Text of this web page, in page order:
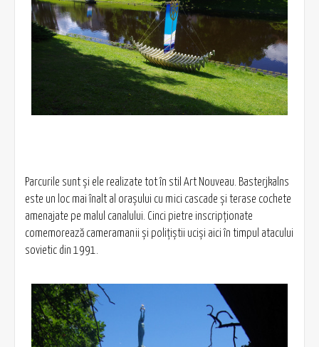
Parcurile sunt şi ele realizate tot în stil Art Nouveau. Basterjkalns
este un loc mai înalt al oraşului cu mici cascade şi terase cochete
amenajate pe malul canalului. Cinci pietre inscripţionate
comemorează cameramanii şi poliţiştii ucişi aici în timpul atacului
sovietic din 1991.